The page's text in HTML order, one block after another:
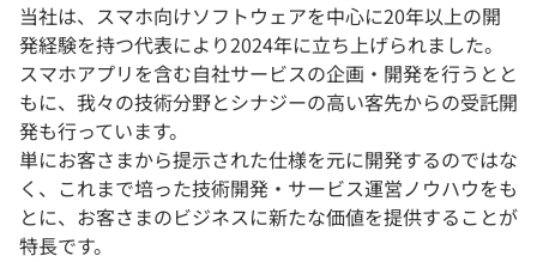
当社は、スマホ向けソフトウェアを中心に20年以上の開
発経験を持つ代表により2024年に立ち上げられました。
スマホアプリを含む自社サービスの企画・開発を行うとと
もに、我々の技術分野とシナジーの高い客先からの受託開
発も行っています。
単にお客さまから提示された仕様を元に開発するのではな
く、これまで培った技術開発・サービス運営ノウハウをも
とに、お客さまのビジネスに新たな価値を提供することが
特長です。